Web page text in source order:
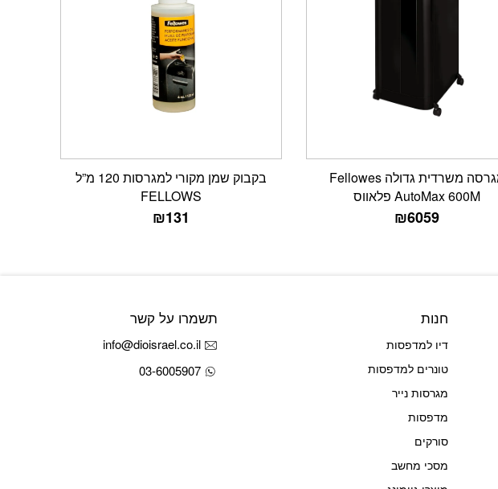
מגרסה משרדית גדולה Fellowes
AutoMax 600M פלאווס
₪6059
בקבוק שמן מקורי למגרסות 120 מ”ל
FELLOWS
₪131
חנות
דיו למדפסות
טונרים למדפסות
מגרסות נייר
מדפסות
סורקים
מסכי מחשב
תשמרו על קשר
info@dioisrael.co.il
03-6005907